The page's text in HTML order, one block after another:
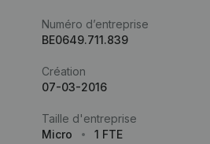
Numéro d’entreprise
BE0649.711.839
Création
07-03-2016
Taille d'entreprise
Micro
1 FTE